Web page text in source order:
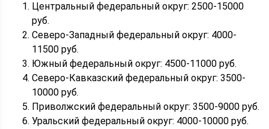
Центральный федеральный округ: 2500-15000
руб.
Северо-Западный федеральный округ: 4000-
11500 руб.
Южный федеральный округ: 4500-11000 руб.
Северо-Кавказский федеральный округ: 3500-
10000 руб.
Приволжский федеральный округ: 3500-9000 руб.
Уральский федеральный округ: 4000-10000 руб.